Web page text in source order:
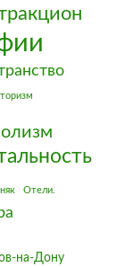
Отели.
на-Дону